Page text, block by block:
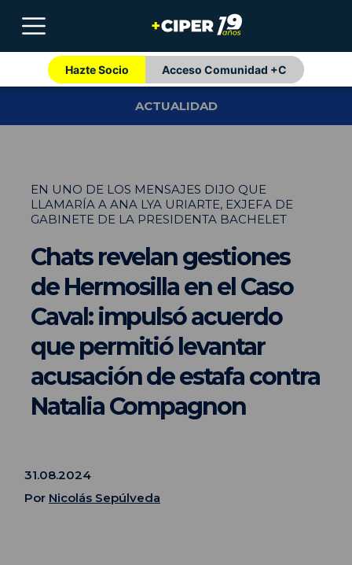
Hazte Socio Acceso Comunidad +C
ACTUALIDAD
EN UNO DE LOS MENSAJES DIJO QUE
LLAMARÍA A ANA LYA URIARTE, EXJEFA DE
GABINETE DE LA PRESIDENTA BACHELET
Chats revelan gestiones
de Hermosilla en el Caso
Caval: impulsó acuerdo
que permitió levantar
acusación de estafa contra
Natalia Compagnon
31.08.2024
Por Nicolás Sepúlveda